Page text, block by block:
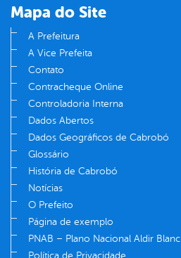
Mapa do Site
A Prefeitura
A Vice Prefeita
Contato
Contracheque Online
Controladoria Interna
Dados Abertos
Dados Geográficos de Cabrobó
Glossário
História de Cabrobó
Notícias
O Prefeito
Página de exemplo
PNAB – Plano Nacional Aldir Blanc
Política de Privacidade